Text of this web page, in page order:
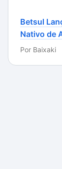
ser
qualquer
Betsul
Nativo de
Por Baixaki